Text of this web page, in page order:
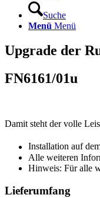
Suche
Menü Menü
Upgrade der
FN6161/01u
Damit steht der volle
Installation auf
Alle weiteren
Hinweis: Für alle
Lieferumfang